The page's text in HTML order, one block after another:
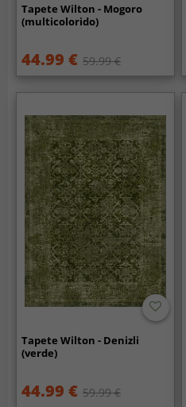
Tapete Wilton - Mogoro
(multicolorido)
44.99 € 59.99 €
Tapete Wilton - Denizli
(verde)
44.99 € 59.99 €